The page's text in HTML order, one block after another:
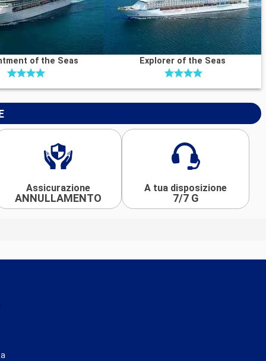
of the Seas Explorer of the Seas
Assicurazione
ANNULLAMENTO
A tua disposizione
7/7 G